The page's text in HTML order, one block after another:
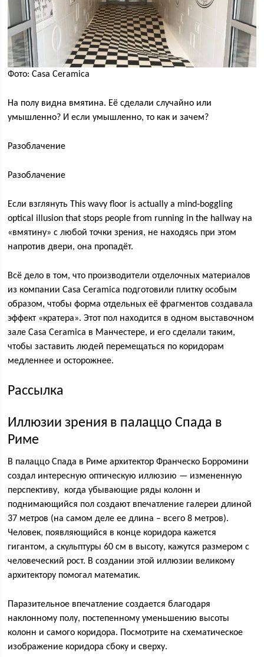
Фото: Casa Ceramica
На полу видна вмятина. Её сделали случайно или
умышленно? И если умышленно, то как и зачем?
Разоблачение
Разоблачение
Если взглянуть This wavy floor is actually a mind‑boggling
optical illusion that stops people from running in the hallway на
«вмятину» с любой точки зрения, не находясь при этом
напротив двери, она пропадёт.
Всё дело в том, что производители отделочных материалов
из компании Casa Ceramica подготовили плитку особым
образом, чтобы форма отдельных её фрагментов создавала
эффект «кратера». Этот пол находится в одном выставочном
зале Casa Ceramica в Манчестере, и его сделали таким,
чтобы заставить людей перемещаться по коридорам
медленнее и осторожнее.
Рассылка
Иллюзии зрения в палаццо Спада в
Риме
В палаццо Спада в Риме архитектор Франческо Борромини
создал интересную оптическую иллюзию — измененную
перспективу, когда убывающие ряды колонн и
поднимающийся пол создают впечатление галереи длиной
37 метров (на самом деле ее длина – всего 8 метров).
Человек, появляющийся в конце коридора кажется
гигантом, а скульптуры 60 см в высоту, кажутся размером с
человеческий рост. В создании этой иллюзии великому
архитектору помогал математик.
Паразительное впечатление создается благодаря
наклонному полу, постепенному уменьшению высоты
колонн и самого коридора. Посмотрите на схематическое
изображение коридора сбоку и сверху.